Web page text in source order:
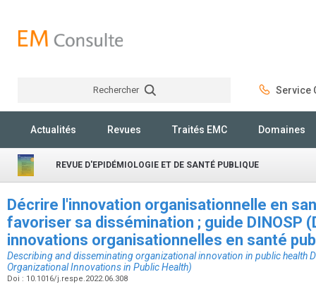
Rechercher Service
Actualités Revues Traités EMC Domaines
REVUE D'EPIDÉMIOLOGIE ET DE SANTÉ PUBLIQUE
Décrire l'innovation organisationnelle en
favoriser sa dissémination ; guide DINOSP
innovations organisationnelles en santé
Describing and disseminating organizational innovation in public health
Organizational Innovations in Public Health)
Doi : 10.1016/j.respe.2022.06.308